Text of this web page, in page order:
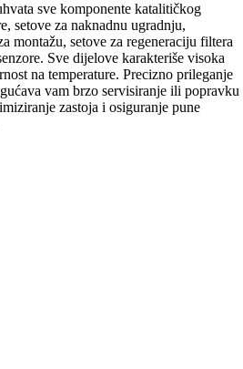
sve komponente katalitičkog
setove za naknadnu ugradnju,
montažu, setove za regeneraciju filtera
Sve dijelove karakteriše visoka
na temperature. Precizno prileganje
vam brzo servisiranje ili popravku
zastoja i osiguranje pune